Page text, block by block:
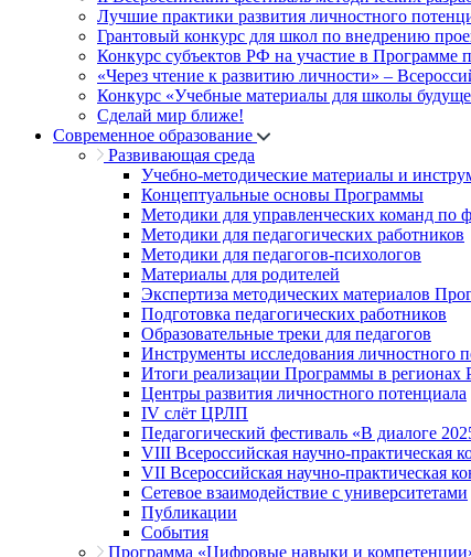
Лучшие практики развития личностного
Грантовый конкурс для школ по внедрению
Конкурс субъектов РФ на участие в Программе
«Через чтение к развитию личности» –
Конкурс «Учебные материалы для школы
Сделай мир ближе!
Современное образование
Развивающая среда
Учебно-методические материалы и
Концептуальные основы Программы
Методики для управленческих команд
Методики для педагогических работников
Методики для педагогов-психологов
Материалы для родителей
Экспертиза методических материалов
Подготовка педагогических работников
Образовательные треки для педагогов
Инструменты исследования личностного
Итоги реализации Программы в регионах
Центры развития личностного потенциала
IV слёт ЦРЛП
Педагогический фестиваль «В диалоге
VIII Всероссийская научно-практическая
VII Всероссийская научно-практическая
Сетевое взаимодействие с университетами
Публикации
События
Программа «Цифровые навыки и